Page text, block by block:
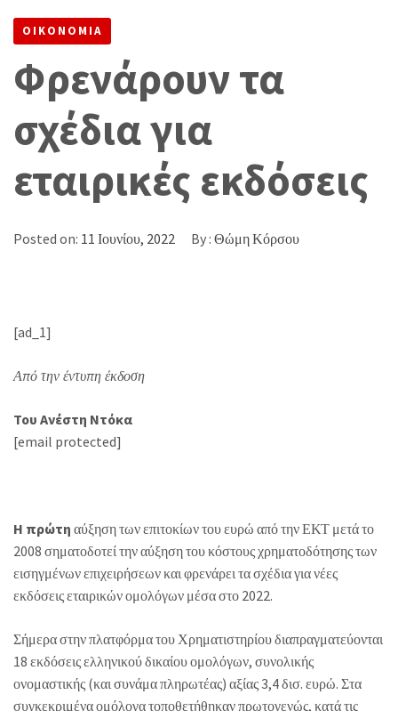
ΟΙΚΟΝΟΜΙΑ
Φρενάρουν τα
σχέδια για
εταιρικές εκδόσεις
Posted on: 11 Ιουνίου, 2022 By : Θώμη Κόρσου
[ad_1]
Από την έντυπη έκδοση
Του Ανέστη Ντόκα
[email protected]
Η πρώτη αύξηση των επιτοκίων του ευρώ από την ΕΚΤ μετά το
2008 σηματοδοτεί την αύξηση του κόστους χρηματοδότησης των
εισηγμένων επιχειρήσεων και φρενάρει τα σχέδια για νέες
εκδόσεις εταιρικών ομολόγων μέσα στο 2022.
Σήμερα στην πλατφόρμα του Χρηματιστηρίου διαπραγματεύονται
18 εκδόσεις ελληνικού δικαίου ομολόγων, συνολικής
ονομαστικής (και συνάμα πληρωτέας) αξίας 3,4 δισ. ευρώ. Στα
συγκεκριμένα ομόλογα τοποθετήθηκαν πρωτογενώς, κατά τις